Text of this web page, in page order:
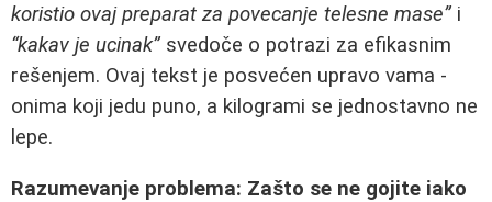
koristio ovaj preparat za povecanje telesne mase”i
“kakav je ucinak”svedoče o potrazi za efikasnim
rešenjem. Ovaj tekst je posvećen upravo vama -
onima koji jedu puno, a kilogrami se jednostavno ne
lepe.
Razumevanje problema: Zašto se ne gojite iako